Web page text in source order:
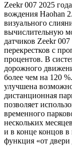
Zeekr 007 2025
вождения Haohan
визуального
вычислительную
датчиков Zeekr
перекрестков с
процентов. В
дорожного
более чем на 120
улучшена
дистанционная
позволяет
временного
нескольких
и в конце концов в
функция «от двери